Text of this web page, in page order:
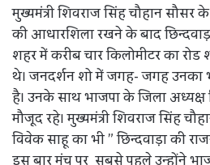
मुख्यमंत्री शिवराज सिंह चौहान
की आधारशिला रखने के बाद
शहर में करीब चार किलोमीटर का
थे। जनदर्शन शो में जगह- जगह उनका
है। उनके साथ भाजपा के जिला
मौजूद रहे। मुख्यमंत्री शिवराज सिंह
विवेक साहू का भी ” छिन्दवाड़ा की